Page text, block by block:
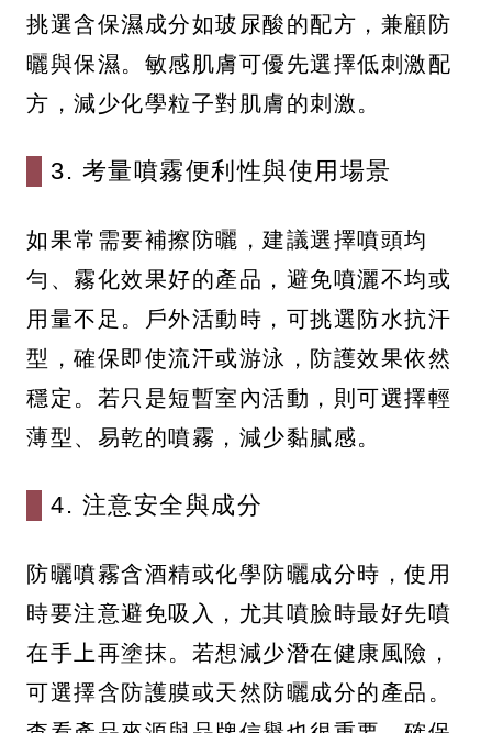
挑選含保濕成分如玻尿酸的配方，兼顧防
曬與保濕。敏感肌膚可優先選擇低刺激配
方，減少化學粒子對肌膚的刺激。
3. 考量噴霧便利性與使用場景
如果常需要補擦防曬，建議選擇噴頭均
勻、霧化效果好的產品，避免噴灑不均或
用量不足。戶外活動時，可挑選防水抗汗
型，確保即使流汗或游泳，防護效果依然
穩定。若只是短暫室內活動，則可選擇輕
薄型、易乾的噴霧，減少黏膩感。
4. 注意安全與成分
防曬噴霧含酒精或化學防曬成分時，使用
時要注意避免吸入，尤其噴臉時最好先噴
在手上再塗抹。若想減少潛在健康風險，
可選擇含防護膜或天然防曬成分的產品。